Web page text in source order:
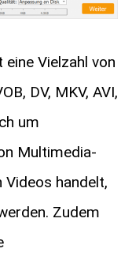
Vielzahl von
DV, MKV, AVI,
um
Multimedia-
handelt,
Zudem